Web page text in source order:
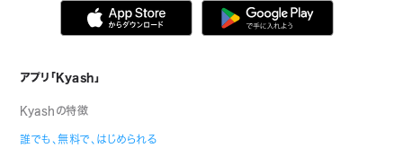
アプリ「Kyash」
Kyashの特徴
誰でも、無料で、はじめられる